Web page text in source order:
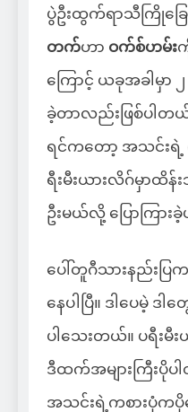
ပွဲဦးထွက်ရာသီကြိုခြ
တက်ဟာ ဝက်စ်ဟမ်း
ကြောင့် ယခုအခါမှာ
ခဲ့တာလည်းဖြစ်ပါတ
ရင်ကတော့ အသင်းရဲ့
ရီးမီးယားလိဂ်မှာထိန်
ဦးမယ်လို့ ပြောကြား
ပေါ်တူဂီသားနည်းပ
နေပါပြီ။ ဒါပေမဲ့
ပါသေးတယ်။ ပရီးမီ
ဒီထက်အများကြီးပိုပ
အသင်းရဲ့ကစားပုံကပိုက